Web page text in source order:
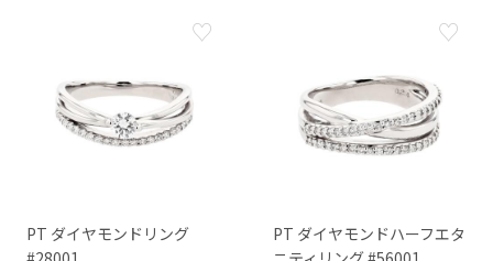
PT ダイヤモンドリング
PT ダイヤモンドハーフエタ